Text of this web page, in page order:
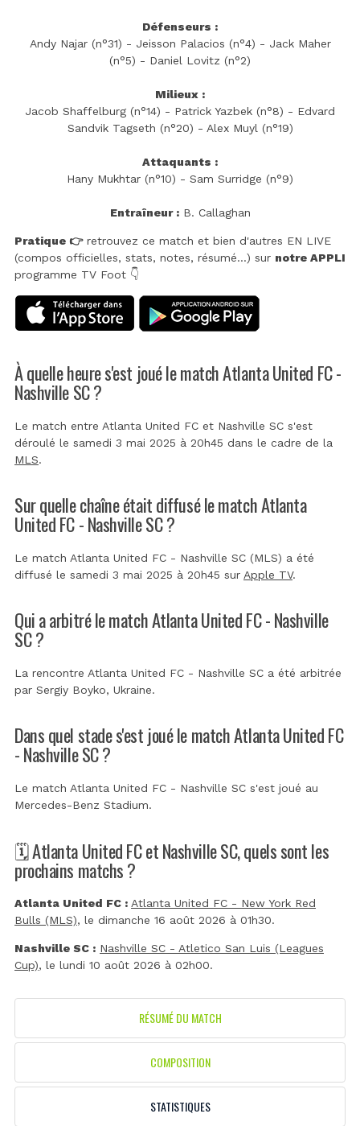
Défenseurs :
Andy Najar (n°31) - Jeisson Palacios (n°4) - Jack Maher
(n°5) - Daniel Lovitz (n°2)
Milieux :
Jacob Shaffelburg (n°14) - Patrick Yazbek (n°8) - Edvard
Sandvik Tagseth (n°20) - Alex Muyl (n°19)
Attaquants :
Hany Mukhtar (n°10) - Sam Surridge (n°9)
Entraîneur :B. Callaghan
Pratique 👉retrouvez ce match et bien d'autres EN LIVE
(compos officielles, stats, notes, résumé...) sur notre APPLI
programme TV Foot 👇
À quelle heure s'est joué le match Atlanta United FC -
Nashville SC ?
Le match entre Atlanta United FC et Nashville SC s'est
déroulé le samedi 3 mai 2025 à 20h45 dans le cadre de la
MLS.
Sur quelle chaîne était diffusé le match Atlanta
United FC - Nashville SC ?
Le match Atlanta United FC - Nashville SC (MLS) a été
diffusé le samedi 3 mai 2025 à 20h45 sur Apple TV.
Qui a arbitré le match Atlanta United FC - Nashville
SC ?
La rencontre Atlanta United FC - Nashville SC a été arbitrée
par Sergiy Boyko, Ukraine.
Dans quel stade s'est joué le match Atlanta United FC
- Nashville SC ?
Le match Atlanta United FC - Nashville SC s'est joué au
Mercedes-Benz Stadium.
🗓️ Atlanta United FC et Nashville SC, quels sont les
prochains matchs ?
Atlanta United FC : Atlanta United FC - New York Red
Bulls (MLS), le dimanche 16 août 2026 à 01h30.
Nashville SC : Nashville SC - Atletico San Luis (Leagues
Cup), le lundi 10 août 2026 à 02h00.
RÉSUMÉ DU MATCH
COMPOSITION
STATISTIQUES